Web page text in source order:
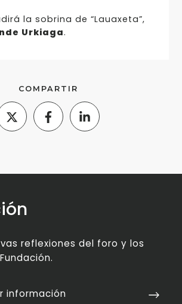
la sobrina de “Lauaxeta”,
Urkiaga.
COMPARTIR
reflexiones del foro y los
información